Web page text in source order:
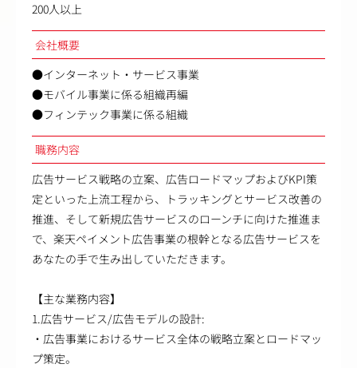
200人以上
会社概要
●インターネット・サービス事業
●モバイル事業に係る組織再編
●フィンテック事業に係る組織
職務内容
広告サービス戦略の立案、広告ロードマップおよびKPI策
定といった上流工程から、トラッキングとサービス改善の
推進、そして新規広告サービスのローンチに向けた推進ま
で、楽天ペイメント広告事業の根幹となる広告サービスを
あなたの手で生み出していただきます。
【主な業務内容】
1.広告サービス/広告モデルの設計:
・広告事業におけるサービス全体の戦略立案とロードマッ
プ策定。